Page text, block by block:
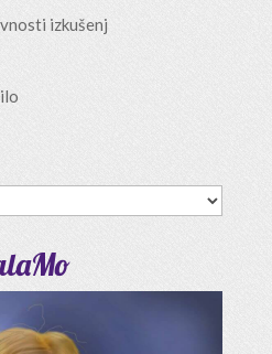
izkušenj